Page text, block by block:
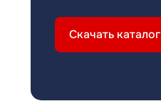
Скачать каталог